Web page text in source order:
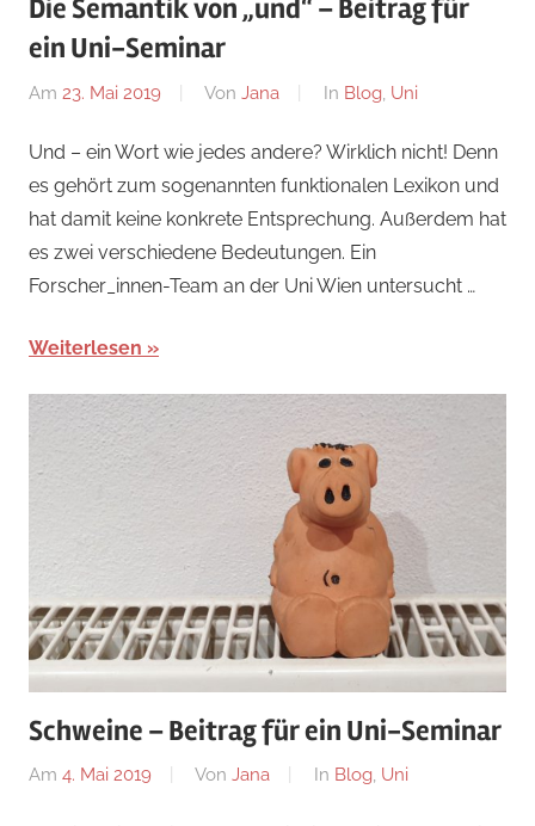
Die Semantik von „und“ – Beitrag für
ein Uni-Seminar
Am 23. Mai 2019 Von Jana In Blog, Uni
Und – ein Wort wie jedes andere? Wirklich nicht! Denn
es gehört zum sogenannten funktionalen Lexikon und
hat damit keine konkrete Entsprechung. Außerdem hat
es zwei verschiedene Bedeutungen. Ein
Forscher_innen-Team an der Uni Wien untersucht …
Weiterlesen
Schweine – Beitrag für ein Uni-Seminar
Am 4. Mai 2019 Von Jana In Blog, Uni